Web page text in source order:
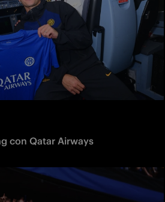
con Qatar Airways